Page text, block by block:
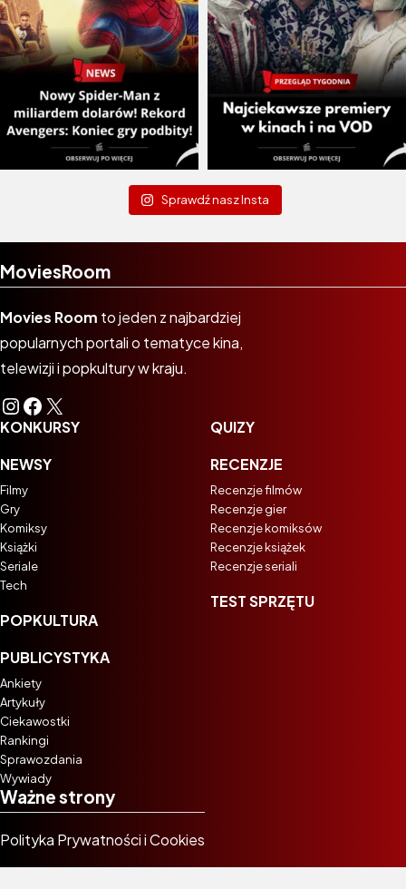
Sprawdź nasz Insta
MoviesRoom
Movies Room to jeden z najbardziej
popularnych portali o tematyce kina,
telewizji i popkultury w kraju.
Instagram
Facebook
X
KONKURSY
NEWSY
Filmy
Gry
Komiksy
Książki
Seriale
Tech
POPKULTURA
PUBLICYSTYKA
Ankiety
Artykuły
Ciekawostki
Rankingi
Sprawozdania
Wywiady
QUIZY
RECENZJE
Recenzje filmów
Recenzje gier
Recenzje komiksów
Recenzje książek
Recenzje seriali
TEST SPRZĘTU
Ważne strony
Polityka Prywatności i Cookies